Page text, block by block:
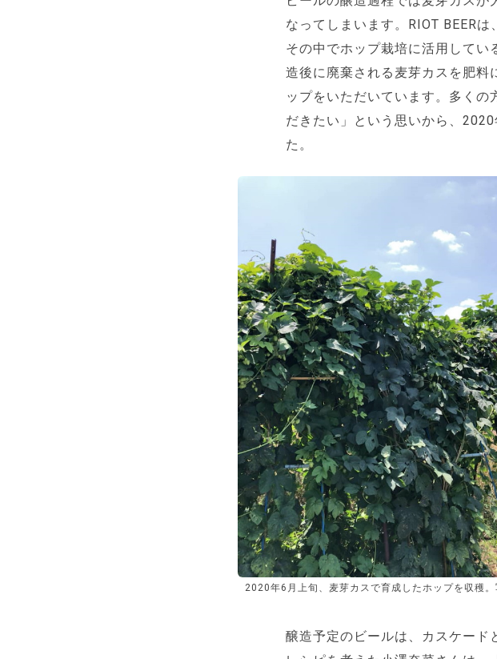
なってしまいます。RIOT BEER
その中でホップ栽培に活用してい
造後に廃棄される麦芽カスを肥料
ップをいただいています。多く
だきたい」という思いから、
た。
2020年6月上旬、麦芽カスで育成したホップを収穫
醸造予定のビールは、カスケード